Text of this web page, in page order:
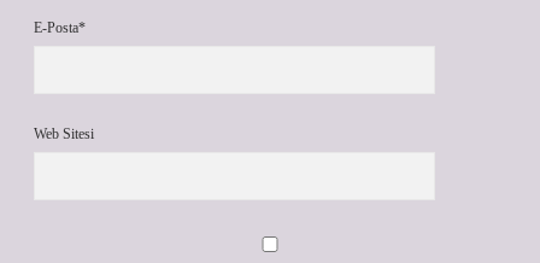
E-Posta*
Web Sitesi